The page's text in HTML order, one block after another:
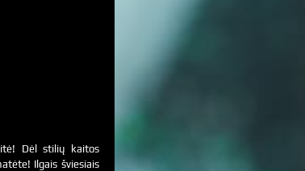
Dėl stilių kaitos
Ilgais šviesiais